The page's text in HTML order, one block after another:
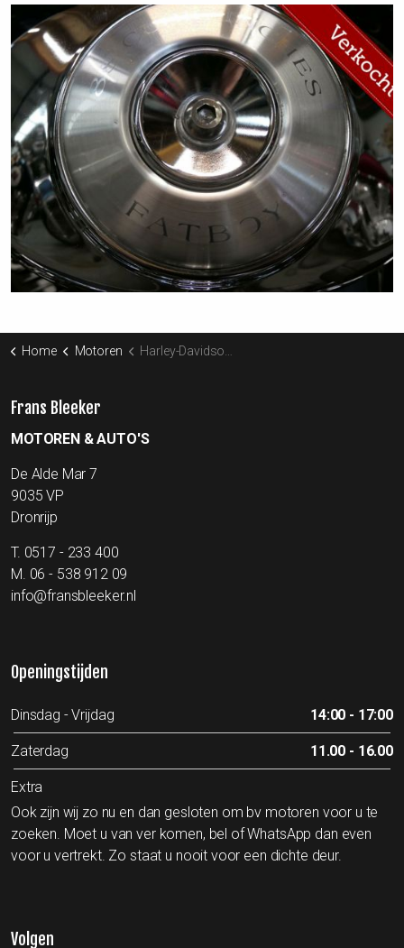
Home Motoren Harley-Davidson 88 FLSTF Fat Boy
Frans Bleeker
MOTOREN & AUTO'S
De Alde Mar 7
9035 VP
Dronrijp
T. 0517 - 233 400
M. 06 - 538 912 09
info@fransbleeker.nl
Openingstijden
Dinsdag - Vrijdag 14:00 - 17:00
Zaterdag 11.00 - 16.00
Extra
Ook zijn wij zo nu en dan gesloten om bv motoren voor u te
zoeken. Moet u van ver komen, bel of WhatsApp dan even
voor u vertrekt. Zo staat u nooit voor een dichte deur.
Volgen